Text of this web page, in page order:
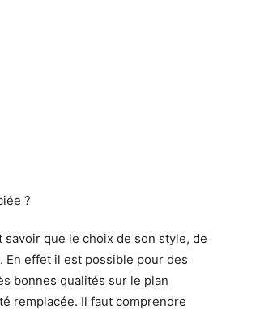
savoir que le choix de son style, de
effet il est possible pour des
bonnes qualités sur le plan
remplacée. Il faut comprendre